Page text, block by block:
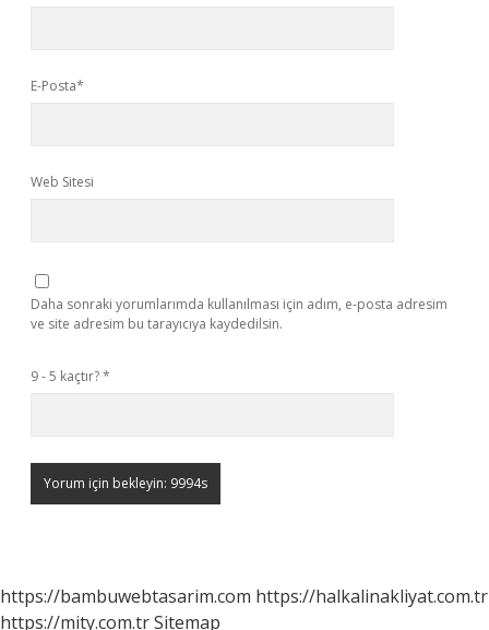
E-Posta*
Web Sitesi
Daha sonraki yorumlarımda kullanılması için adım, e-posta adresim
ve site adresim bu tarayıcıya kaydedilsin.
9 - 5 kaçtır?*
https://bambuwebtasarim.com https://halkalinakliyat.com.tr
https://mity.com.trSitemap